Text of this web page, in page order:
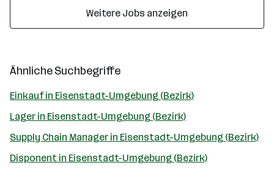
Weitere Jobs anzeigen
Ähnliche Suchbegriffe
Einkauf in Eisenstadt-Umgebung (Bezirk)
Lager in Eisenstadt-Umgebung (Bezirk)
Supply Chain Manager in Eisenstadt-Umgebung (Bezirk)
Disponent in Eisenstadt-Umgebung (Bezirk)